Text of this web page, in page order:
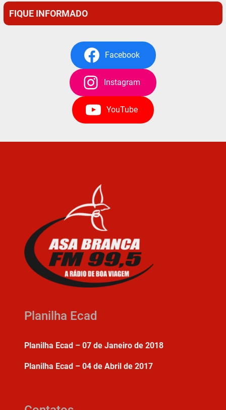
FIQUE INFORMADO
Facebook
Instagram
YouTube
Planilha Ecad
Planilha Ecad – 07 de Janeiro de 2018
Planilha Ecad – 04 de Abril de 2017